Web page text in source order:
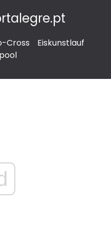
Cross
Eiskunstlauf